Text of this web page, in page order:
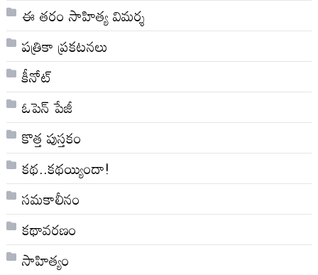
ఈ తరం సాహిత్య విమర్శ
పత్రికా ప్రకటనలు
కీనోట్
ఓపెన్ పేజీ
కొత్త పుస్తకం
కథ..కథయ్యిందా!
సమకాలీనం
కథావరణం
సాహిత్యం